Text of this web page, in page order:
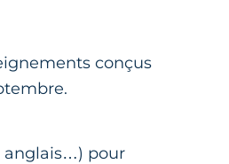
conçus
anglais…) pour